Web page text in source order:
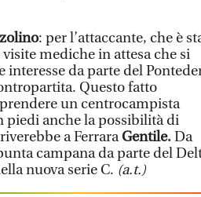
: per l’attaccante, che è
mediche in attesa che si
interesse da parte del
Questo fatto
un centrocampista
piedi anche la possibilità di
a FerraraGentile.Da
campana da parte del
nuova serie C. (a.t.)